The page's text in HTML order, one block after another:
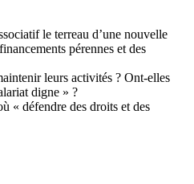
le terreau d’une nouvelle
pérennes et des
leurs activités ? Ont-elles
digne » ?
« défendre des droits et des